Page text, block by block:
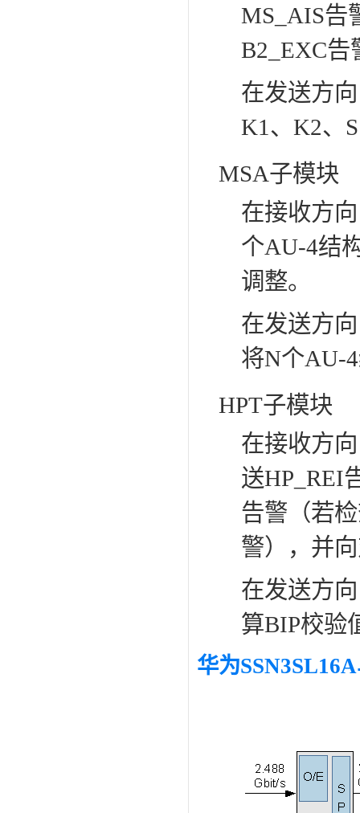
MS_AIS告
B2_EXC告
在发送方
K1、K2、
MSA子模块
在接收方
个AU-4结
调整。
在发送方
将N个AU-
HPT子模块
在接收方
送HP_REI
告警（若
警），并
在发送方
算BIP校验
华为